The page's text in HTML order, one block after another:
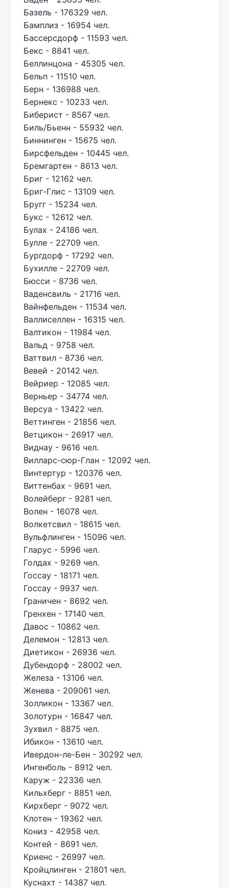
Базель - 176329 чел.
Бамплиз - 16954 чел.
Бассерсдорф - 11593 чел.
Бекс - 8841 чел.
Беллинцона - 45305 чел.
Бельп - 11510 чел.
Берн - 136988 чел.
Бернекс - 10233 чел.
Биберист - 8567 чел.
Биль/Бьенн - 55932 чел.
Биннинген - 15675 чел.
Бирсфельден - 10445 чел.
Бремгартен - 8613 чел.
Бриг - 12162 чел.
Бриг-Глис - 13109 чел.
Бругг - 15234 чел.
Букс - 12612 чел.
Булах - 24186 чел.
Булле - 22709 чел.
Бургдорф - 17292 чел.
Бухилле - 22709 чел.
Бюсси - 8736 чел.
Ваденсвиль - 21716 чел.
Вайнфельден - 11534 чел.
Валлиселлен - 16315 чел.
Валтикон - 11984 чел.
Вальд - 9758 чел.
Ваттвил - 8736 чел.
Вевей - 20142 чел.
Вейриер - 12085 чел.
Верньер - 34774 чел.
Версуа - 13422 чел.
Веттинген - 21856 чел.
Ветцикон - 26917 чел.
Виднау - 9616 чел.
Вилларс-сюр-Глан - 12092 чел.
Винтертур - 120376 чел.
Виттенбах - 9691 чел.
Волейберг - 9281 чел.
Волен - 16078 чел.
Волкетсвил - 18615 чел.
Вульфлинген - 15096 чел.
Гларус - 5996 чел.
Голдах - 9269 чел.
Госсау - 18171 чел.
Госсау - 9937 чел.
Граничен - 8692 чел.
Гренхен - 17140 чел.
Давос - 10862 чел.
Делемон - 12813 чел.
Диетикон - 26936 чел.
Дубендорф - 28002 чел.
Железа - 13106 чел.
Женева - 209061 чел.
Золликон - 13367 чел.
Золотурн - 16847 чел.
Зухвил - 8875 чел.
Ибикон - 13610 чел.
Ивердон-ле-Бен - 30292 чел.
Ингенболь - 8912 чел.
Каруж - 22336 чел.
Кильхберг - 8851 чел.
Кирхберг - 9072 чел.
Клотен - 19362 чел.
Кониз - 42958 чел.
Контей - 8691 чел.
Криенс - 26997 чел.
Кройцлинген - 21801 чел.
Куснахт - 14387 чел.